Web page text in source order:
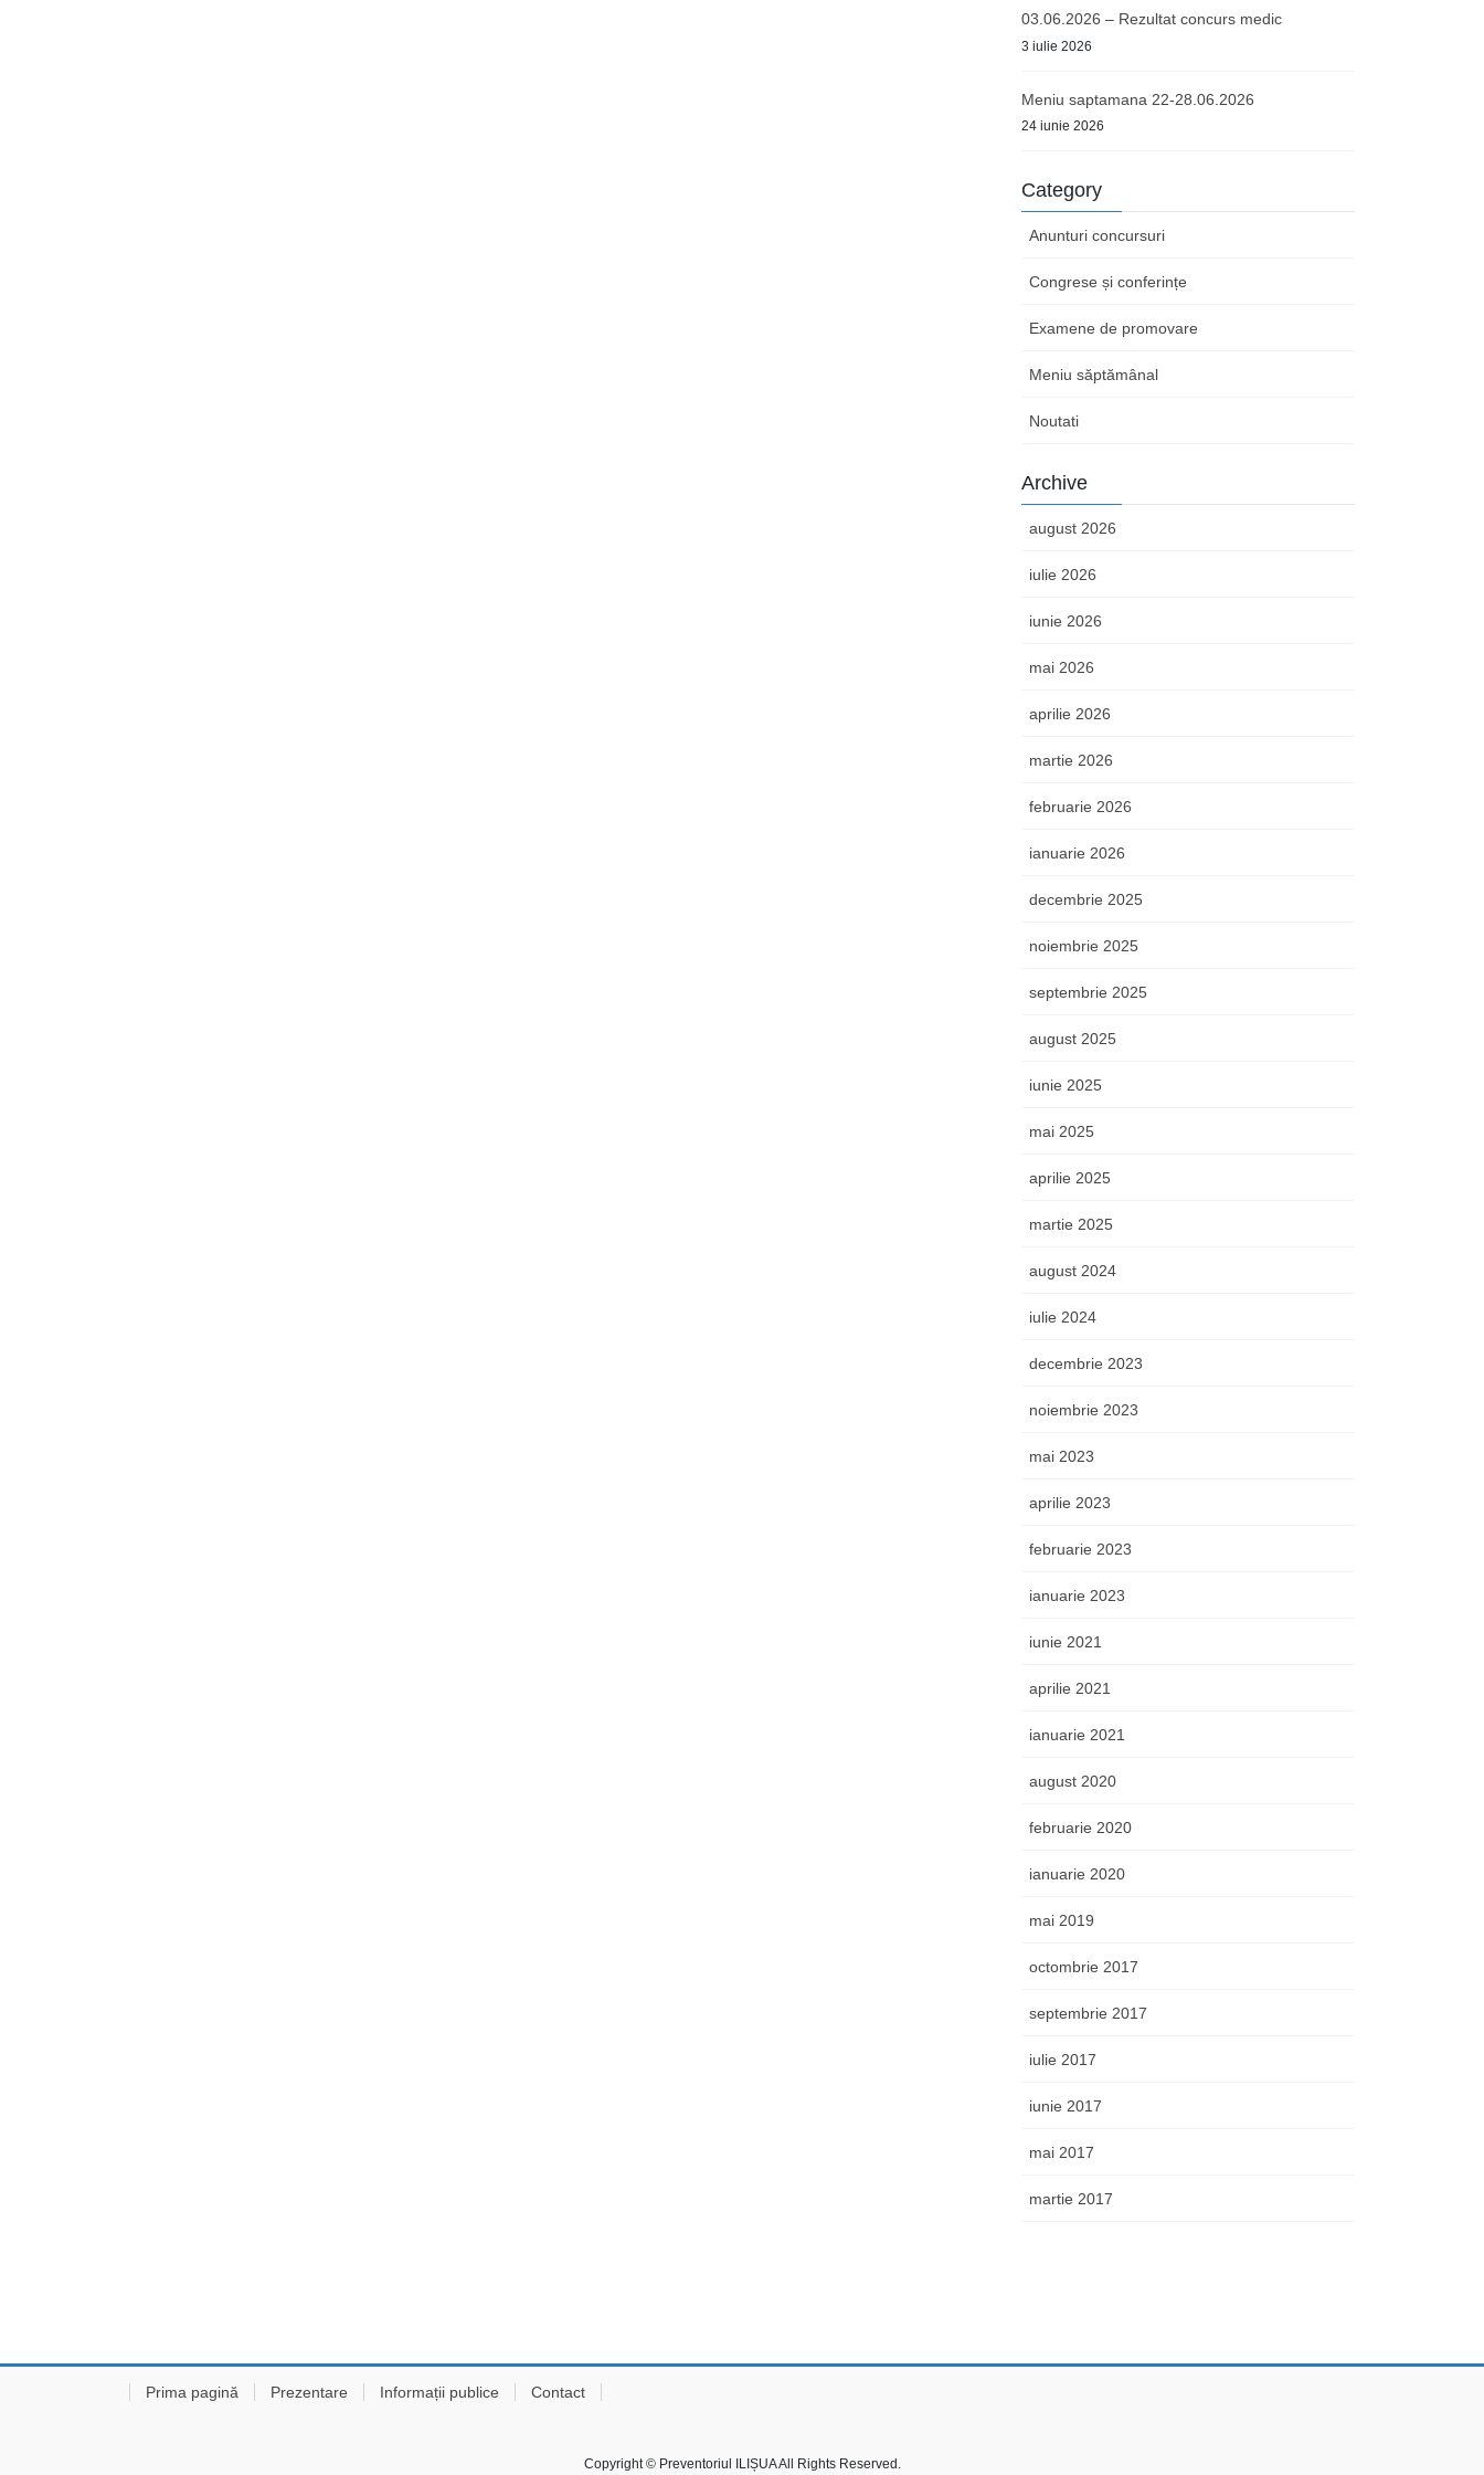
03.06.2026 – Rezultat concurs medic
3 iulie 2026
Meniu saptamana 22-28.06.2026
24 iunie 2026
Category
Anunturi concursuri
Congrese și conferințe
Examene de promovare
Meniu săptămânal
Noutati
Archive
august 2026
iulie 2026
iunie 2026
mai 2026
aprilie 2026
martie 2026
februarie 2026
ianuarie 2026
decembrie 2025
noiembrie 2025
septembrie 2025
august 2025
iunie 2025
mai 2025
aprilie 2025
martie 2025
august 2024
iulie 2024
decembrie 2023
noiembrie 2023
mai 2023
aprilie 2023
februarie 2023
ianuarie 2023
iunie 2021
aprilie 2021
ianuarie 2021
august 2020
februarie 2020
ianuarie 2020
mai 2019
octombrie 2017
septembrie 2017
iulie 2017
iunie 2017
mai 2017
martie 2017
Prima pagină Prezentare Informații publice Contact
Copyright © Preventoriul ILIȘUA All Rights Reserved.